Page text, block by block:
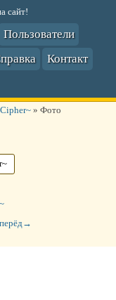
сайт!
Пользователи
Контакт
» Фото